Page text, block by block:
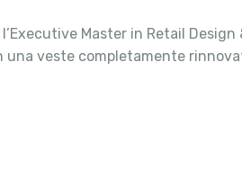
Master in Retail
una veste completamente